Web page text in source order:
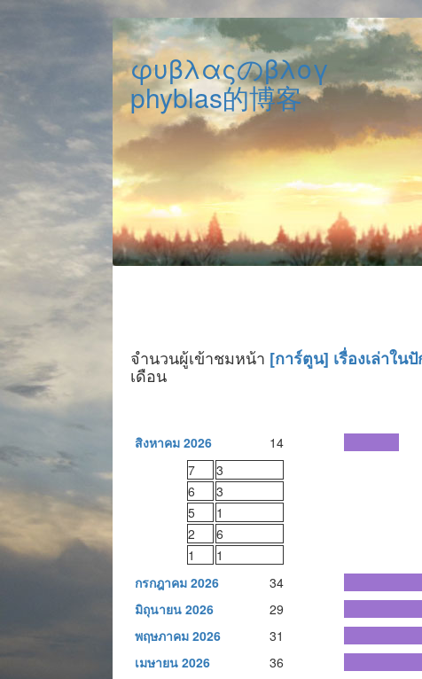
φυβλαςのβλογ
phyblas的博客
จำนวนผู้เข้าชมหน้า [การ์ตูน] เรื่องเล่าใน
เดือน
สิงหาคม 2026
14
7
3
6
3
5
1
2
6
1
1
กรกฎาคม 2026
34
มิถุนายน 2026
29
พฤษภาคม 2026
31
เมษายน 2026
36